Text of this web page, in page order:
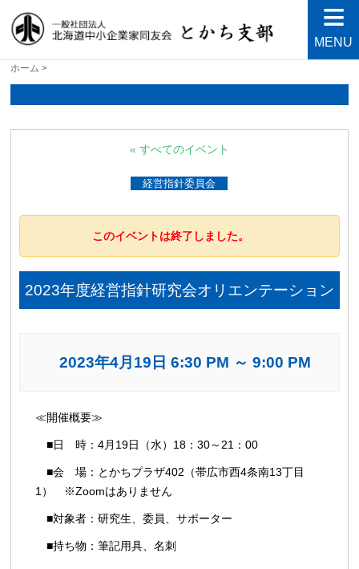
北海道中小企業家同友会と
かち支部
良い会社、良い経営者、よい経営環境づくりを目指し
MENU
ホーム >
« すべてのイベント
経営指針委員会
このイベントは終了しました。
2023年度経営指針研究会オリエンテーション
2023年4月19日 6:30 PM ～9:00 PM
イ
ト
ナ
ビ
ゲ
≪開催概要≫
■日 時：4月19日（水）18：30～21：00
■会 場：とかちプラザ402（帯広市西4条南13丁目
1） ※Zoomはありません
■対象者：研究生、委員、サポーター
■持ち物：筆記用具、名刺